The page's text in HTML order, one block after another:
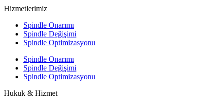
Hizmetlerimiz
Spindle Onarımı
Spindle Değişimi
Spindle Optimizasyonu
Spindle Onarımı
Spindle Değişimi
Spindle Optimizasyonu
Hukuk & Hizmet